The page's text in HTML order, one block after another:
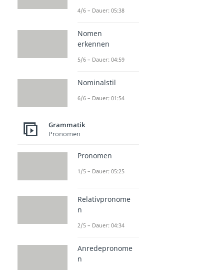
4/6 – Dauer: 05:38
Nomen
erkennen
5/6 – Dauer: 04:59
Nominalstil
6/6 – Dauer: 01:54
Grammatik
Pronomen
Pronomen
1/5 – Dauer: 05:25
Relativpronome
n
2/5 – Dauer: 04:34
Anredepronome
n